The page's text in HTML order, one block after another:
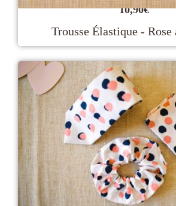
10,90€
Trousse Élastique - Rose